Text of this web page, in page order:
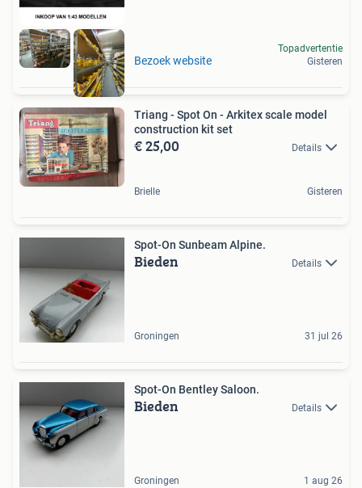
Bezoek website
Topadvertentie
Gisteren
Triang - Spot On - Arkitex scale model
construction kit set
€ 25,00 Details
Brielle Gisteren
Spot-On Sunbeam Alpine.
Bieden Details
Groningen 31 jul 26
Spot-On Bentley Saloon.
Bieden Details
Groningen 1 aug 26